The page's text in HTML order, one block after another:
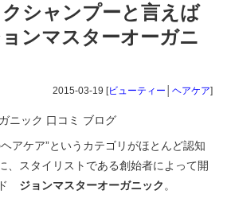
シャンプーと言えば
ンマスターオーガニ
2015-03-19 [ビューティー ヘアケア]
アケア”というカテゴリがほとんど認知
、スタイリストである創始者によって開
ジョンマスターオーガニック 。